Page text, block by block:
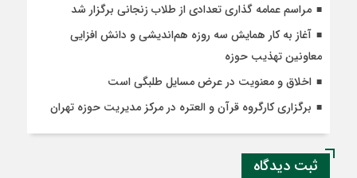
مراسم عمامه گذاری تعدادی از طلاب زنجانی برگزار شد
آغاز به کار همایش سه روزه هم‌اندیشی و دانش افزایی
معاونین تهذیب حوزه‌
اخلاق و معنویت در عرض مسایل طلبگی است
برگزاری کارگروه قرآن و العتره در مرکز مدیریت حوزه تهران
ثبت دیدگاه